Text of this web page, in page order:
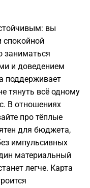
вы
спокойной
заниматься
и доведением
поддерживает
тянуть всё одному
В отношениях
про тёплые
для бюджета,
импульсивных
материальный
легче. Карта